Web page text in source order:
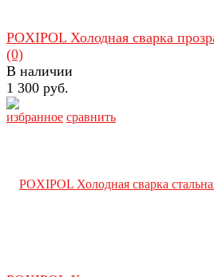
избранное сравнить
POXIPOL Холодная сварка
(0)
В наличии
1 300 руб.